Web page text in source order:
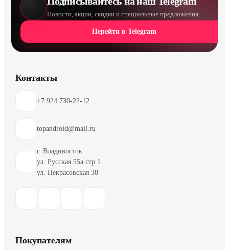
Новости, акции, скидки и специальные предложения
Перейти в Telegram
Контакты
+7 924 730-22-12
topandroid@mail.ru
г. Владивосток
ул. Русская 55а стр 1
ул. Некрасовская 38
Покупателям